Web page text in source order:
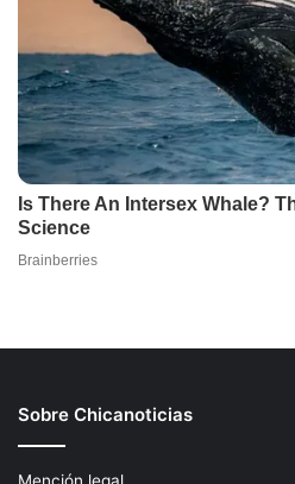
Sobre Chicanoticias